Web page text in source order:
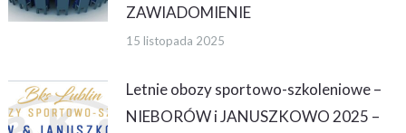
ZAWIADOMIENIE
15 listopada 2025
Letnie obozy sportowo-szkoleniowe –
NIEBORÓW i JANUSZKOWO 2025 –